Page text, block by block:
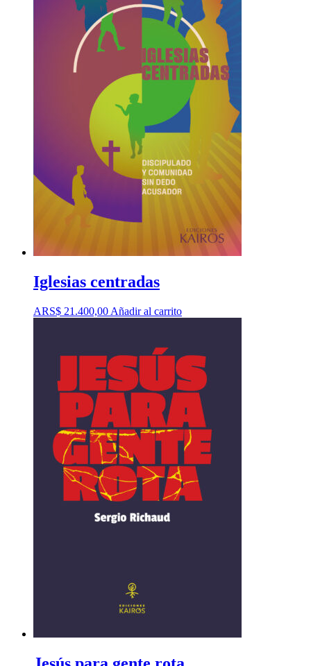
Iglesias centradas
ARS$ 21.400,00 Añadir al carrito